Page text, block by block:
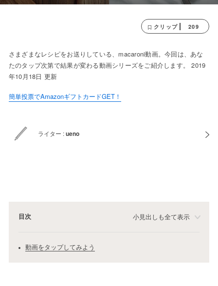
クリップ 209
さまざまなレシピをお送りしている、macaroni動画。今回は、あな
たのタップ次第で結果が変わる動画シリーズをご紹介します。 2019
年10月18日 更新
簡単投票でAmazonギフトカードGET！
ライター :ueno
目次 小見出しも全て表示
動画をタップしてみよう